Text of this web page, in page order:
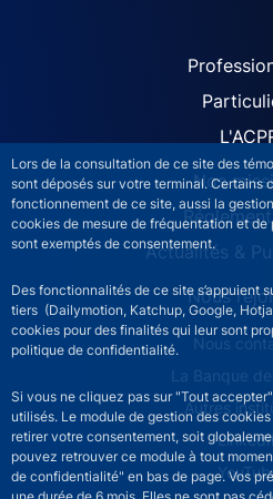
Lors de la consultation de ce site des
sont déposés sur votre terminal. Certains
fonctionnement de ce site, aussi la
cookies de mesure de fréquentation et
sont exemptés de consentement.
Des fonctionnalités de ce site s’appuient
tiers (Dailymotion, Katchup, Google,
cookies pour des finalités qui leur sont
politique de confidentialité.
Si vous ne cliquez pas sur "Tout
utilisés. Le module de gestion des
retirer votre consentement, soit
pouvez retrouver ce module à tout
de confidentialité" en bas de page. Vos
ACPR site
Nos
Actualités &
Nous
ACPR footer secondary menu
Nous
La Banque
Autres